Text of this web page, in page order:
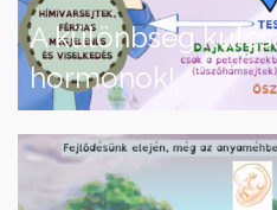
A különbség
hormonok!